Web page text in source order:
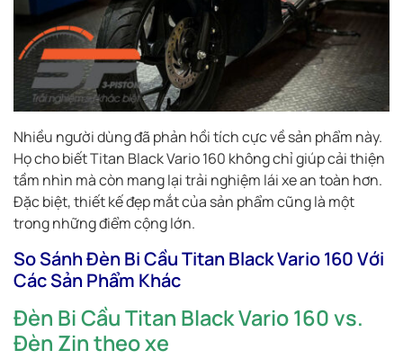
Nhiều người dùng đã phản hồi tích cực về sản phẩm này.
Họ cho biết Titan Black Vario 160 không chỉ giúp cải thiện
tầm nhìn mà còn mang lại trải nghiệm lái xe an toàn hơn.
Đặc biệt, thiết kế đẹp mắt của sản phẩm cũng là một
trong những điểm cộng lớn.
So Sánh Đèn Bi Cầu Titan Black Vario 160 Với
Các Sản Phẩm Khác
Đèn Bi Cầu Titan Black Vario 160 vs.
Đèn Zin theo xe